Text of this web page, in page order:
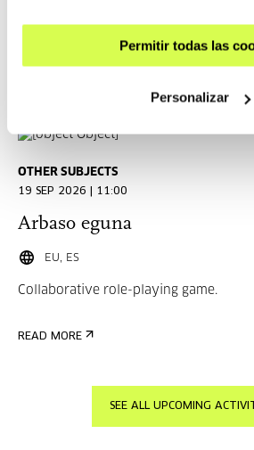
Permitir todas las
Personalizar
OTHER SUBJECTS
19 SEP 2026 | 11:00
Arbaso eguna
EU, ES
Collaborative role-playing game.
READ MORE
SEE ALL UPCOMING